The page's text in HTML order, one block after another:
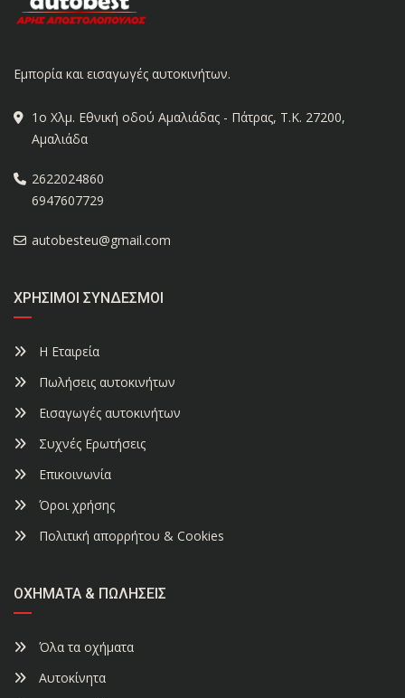
Εμπορία και εισαγωγές αυτοκινήτων.
1ο Χλμ. Εθνική οδού Αμαλιάδας - Πάτρας, Τ.Κ. 27200,
Αμαλιάδα
2622024860
6947607729
autobesteu@gmail.com
ΧΡΉΣΙΜΟΙ ΣΎΝΔΕΣΜΟΙ
Η Εταιρεία
Πωλήσεις αυτοκινήτων
Εισαγωγές αυτοκινήτων
Συχνές Ερωτήσεις
Επικοινωνία
Όροι χρήσης
Πολιτική απορρήτου & Cookies
ΟΧΉΜΑΤΑ & ΠΩΛΉΣΕΙΣ
Όλα τα οχήματα
Αυτοκίνητα